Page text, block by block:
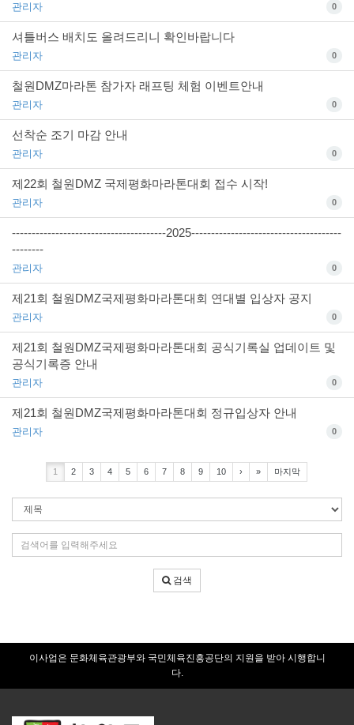
관리자 0
셔틀버스 배치도 올려드리니 확인바랍니다
관리자 0
철원DMZ마라톤 참가자 래프팅 체험 이벤트안내
관리자 0
선착순 조기 마감 안내
관리자 0
제22회 철원DMZ 국제평화마라톤대회 접수 시작!
관리자 0
---------------------------------------2025--------------------------------------
--------
관리자 0
제21회 철원DMZ국제평화마라톤대회 연대별 입상자 공지
관리자 0
제21회 철원DMZ국제평화마라톤대회 공식기록실 업데이트 및
공식기록증 안내
관리자 0
제21회 철원DMZ국제평화마라톤대회 정규입상자 안내
관리자 0
1 2 3 4 5 6 7 8 9 10 › » 마지막
색
조
색
어
입
검색
이사업은 문화체육관광부와 국민체육진흥공단의 지원을 받아 시행합니
다.